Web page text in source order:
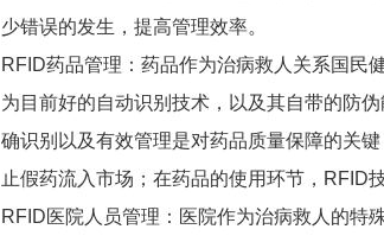
少错误的发生，提高管理效率。
RFID药品管理：药品作为治病救人关系国民
为目前好的自动识别技术，以及其自带的防
确识别以及有效管理是对药品质量保障的关
止假药流入市场；在药品的使用环节，RFID
RFID医院人员管理：医院作为治病救人的特